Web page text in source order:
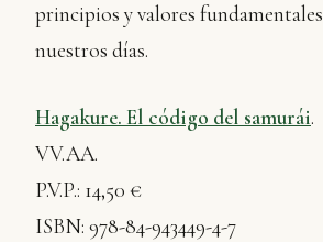
principios y valores
nuestros días.
Hagakure. El código del samurái.
VV.AA.
P.V.P.: 14,50 €
ISBN: 978-84-943449-4-7